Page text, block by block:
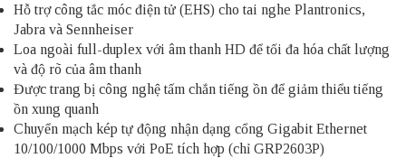
Hỗ trợ công tắc móc điện tử (EHS) cho tai nghe Plantronics,
Jabra và Sennheiser
Loa ngoài full-duplex với âm thanh HD để tối đa hóa chất lượng
và độ rõ của âm thanh
Được trang bị công nghệ tấm chắn tiếng ồn để giảm thiểu tiếng
ồn xung quanh
Chuyển mạch kép tự động nhận dạng cổng Gigabit Ethernet
10/100/1000 Mbps với PoE tích hợp (chỉ GRP2603P)